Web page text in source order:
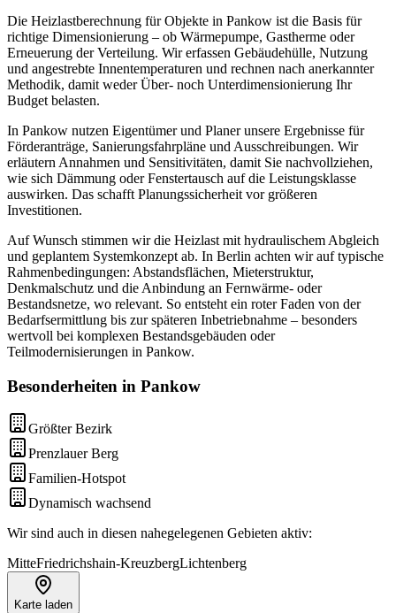
Die Heizlastberechnung für Objekte in Pankow ist die Basis für
richtige Dimensionierung – ob Wärmepumpe, Gastherme oder
Erneuerung der Verteilung. Wir erfassen Gebäudehülle, Nutzung
und angestrebte Innentemperaturen und rechnen nach anerkannter
Methodik, damit weder Über- noch Unterdimensionierung Ihr
Budget belasten.
In Pankow nutzen Eigentümer und Planer unsere Ergebnisse für
Förderanträge, Sanierungsfahrpläne und Ausschreibungen. Wir
erläutern Annahmen und Sensitivitäten, damit Sie nachvollziehen,
wie sich Dämmung oder Fenstertausch auf die Leistungsklasse
auswirken. Das schafft Planungssicherheit vor größeren
Investitionen.
Auf Wunsch stimmen wir die Heizlast mit hydraulischem Abgleich
und geplantem Systemkonzept ab. In Berlin achten wir auf typische
Rahmenbedingungen: Abstandsflächen, Mieterstruktur,
Denkmalschutz und die Anbindung an Fernwärme- oder
Bestandsnetze, wo relevant. So entsteht ein roter Faden von der
Bedarfsermittlung bis zur späteren Inbetriebnahme – besonders
wertvoll bei komplexen Bestandsgebäuden oder
Teilmodernisierungen in Pankow.
Besonderheiten in Pankow
Größter Bezirk
Prenzlauer Berg
Familien-Hotspot
Dynamisch wachsend
Wir sind auch in diesen nahegelegenen Gebieten aktiv:
MitteFriedrichshain-KreuzbergLichtenberg
Karte laden